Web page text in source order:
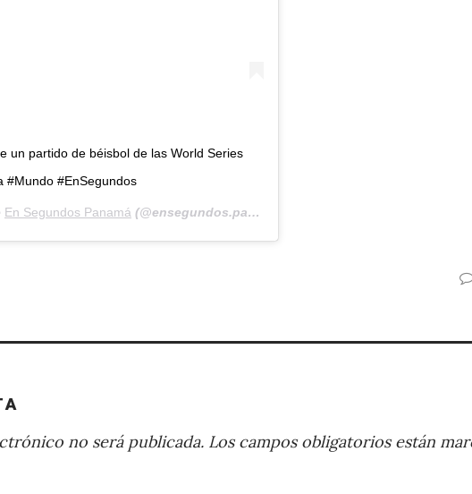
un partido de béisbol de las World Series
#Mundo #EnSegundos
En Segundos Panamá (@ensegundos.pa) el
no será publicada. Los campos obligatorios están